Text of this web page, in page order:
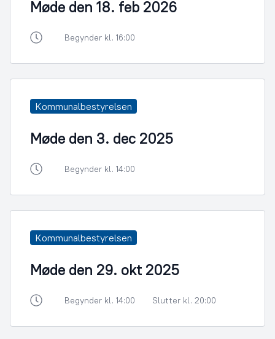
Møde den 18. feb 2026
Begynder kl. 16:00
Kommunalbestyrelsen
Møde den 3. dec 2025
Begynder kl. 14:00
Kommunalbestyrelsen
Møde den 29. okt 2025
Begynder kl. 14:00 Slutter kl. 20:00